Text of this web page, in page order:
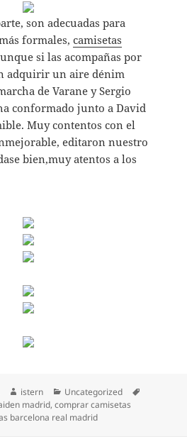
son adecuadas para
formales,camisetas
si las acompañas por
adquirir un aire dénim
de Varane y Sergio
conformado junto a David
Muy contentos con el
editaron nuestro
bien,muy atentos a los
Autor
istern Categorías
Uncategorized
madrid,comprar camisetas
barcelona real madrid